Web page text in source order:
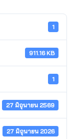
1
911.16 KB
1
27 มิถุนายน 2569
27 มิถุนายน 2026